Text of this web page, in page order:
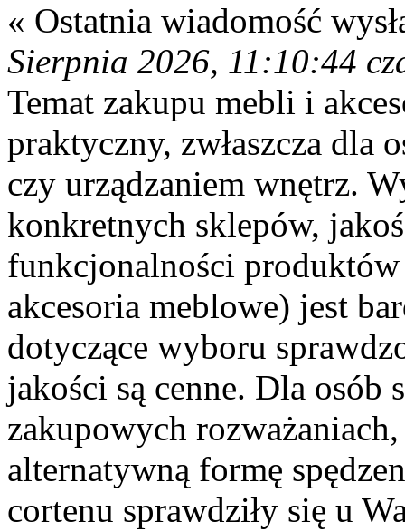
« Ostatnia wiadomość
Sierpnia 2026, 11:10:44
Temat zakupu mebli i
praktyczny, zwłaszcza dla
czy urządzaniem wnętrz.
konkretnych sklepów,
funkcjonalności
akcesoria meblowe) jest
dotyczące wyboru
jakości są cenne. Dla
zakupowych
alternatywną formę
cortenu sprawdziły się u